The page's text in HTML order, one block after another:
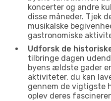
koncerter og andre
disse måneder. Tjek
musikalske
gastronomiske
Udforsk de
tilbringe dagen
byens ældste gader
aktiviteter, du kan
gennem de vigtigste
oplev deres